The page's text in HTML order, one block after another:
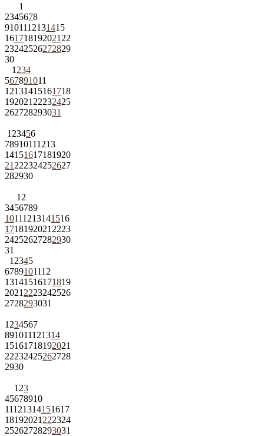
1
2345678
9101112131415
161718192021 22
23242526272829
30
1 234
567891011
12131415161718
192021 22232425
262728293031
1 23456
78910111213
14151617181920
21 222324252627
282930
1 2
3456789
10111213141516
1718192021 2223
24252627282930
31
1 2345
6789101112
13141516171819
2021 2223242526
2728293031
1 234567
891011121314
15161718192021
22232425262728
2930
1 23
45678910
11121314151617
18192021 222324
25262728293031